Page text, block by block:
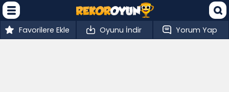
Favorilere Ekle Oyunu İndir Yorum Yap